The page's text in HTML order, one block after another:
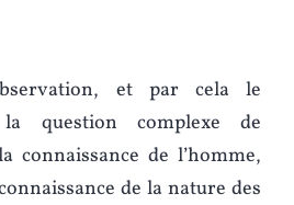
et par cela le
question complexe de
connaissance de l’homme,
de la nature des